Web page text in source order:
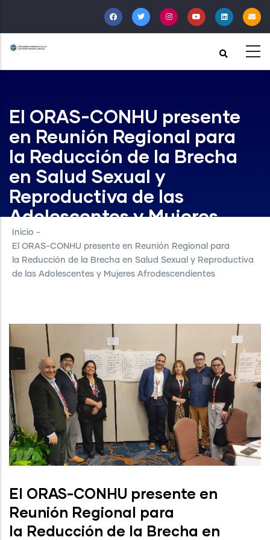
al
contenido
principal
El ORAS-CONHU presente
en Reunión Regional para
la Reducción de la Brecha
en Salud Sexual y
Reproductiva de las
Adolescentes y Mujeres
Afrodescendientes
Inicio -
El ORAS-CONHU presente en Reunión Regional para
la Reducción de la Brecha en Salud Sexual y Reproductiva
de las Adolescentes y Mujeres Afrodescendientes
El ORAS-CONHU presente en
Reunión Regional para
la Reducción de la Brecha en